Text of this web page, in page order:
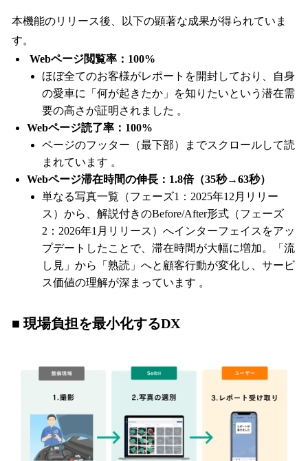
本機能のリリース後、以下の顕著な成果が得られていま
す。
Webページ閲覧率：100%
ほぼ全てのお客様がレポートを開封しており、自身
の愛車に「何が起きたか」を知りたいという潜在需
要の高さが証明されました 。
Webページ読了率：100%
ページのフッター（最下部）までスクロールして読
まれています 。
Webページ滞在時間の伸長：1.8倍（35秒→63秒）
単なる写真一覧（フェーズ1：2025年12月リリー
ス）から、解説付きのBefore/After形式（フェーズ
2：2026年1月リリース）へインターフェイスをアッ
プデートしたことで、滞在時間が大幅に増加。「流
し見」から「熟読」へと顧客行動が変化し、サービ
ス価値の理解が深まっています 。
■ 現場負担を最小化するDX